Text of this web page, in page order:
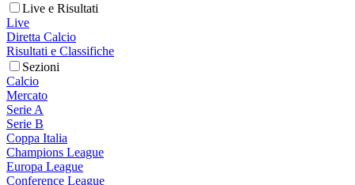
Live e Risultati
Live
Diretta Calcio
Risultati e Classifiche
Sezioni
Calcio
Mercato
Serie A
Serie B
Coppa Italia
Champions League
Europa League
Conference League